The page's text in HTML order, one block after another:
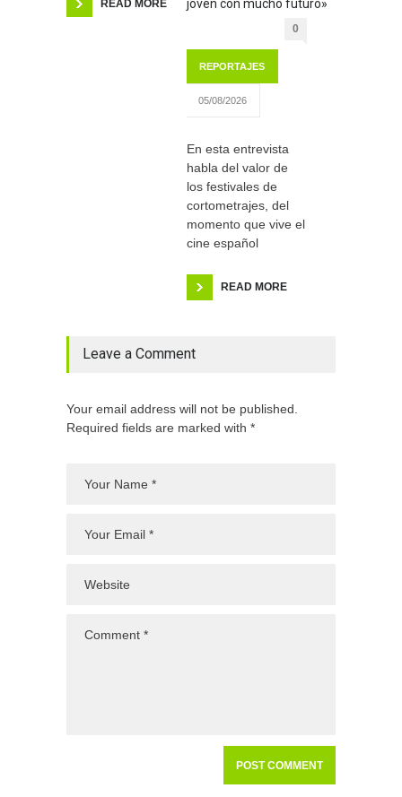
READ MORE
joven con mucho futuro»
0
REPORTAJES
05/08/2026
En esta entrevista
habla del valor de
los festivales de
cortometrajes, del
momento que vive el
cine español
READ MORE
Leave a Comment
Your email address will not be published.
Required fields are marked with *